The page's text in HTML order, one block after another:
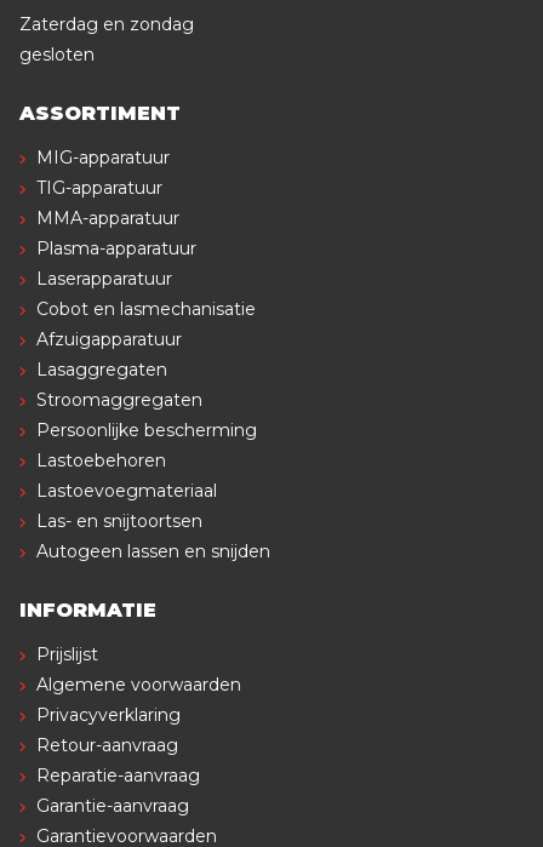
Zaterdag en zondag
gesloten
ASSORTIMENT
MIG-apparatuur
TIG-apparatuur
MMA-apparatuur
Plasma-apparatuur
Laserapparatuur
Cobot en lasmechanisatie
Afzuigapparatuur
Lasaggregaten
Stroomaggregaten
Persoonlijke bescherming
Lastoebehoren
Lastoevoegmateriaal
Las- en snijtoortsen
Autogeen lassen en snijden
INFORMATIE
Prijslijst
Algemene voorwaarden
Privacyverklaring
Retour-aanvraag
Reparatie-aanvraag
Garantie-aanvraag
Garantievoorwaarden